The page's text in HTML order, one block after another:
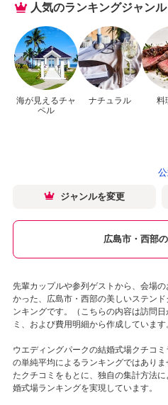
人気のランキングジャンル
海が見えるチャ
ペル
ナチュラル 料
ジャンルを変更
広島市・西部
先輩カップルや参列ゲストから、会場
かった、広島市・西部の美しいステン
ンキングです。（こちらの内容は訪問
ミ、および費用明細から作成しています
ウエディングパークの結婚式場クチコ
の単純平均によるランキングではあり
たクチコミをもとに、独自の集計方法
婚式場ランキングを実現しています。